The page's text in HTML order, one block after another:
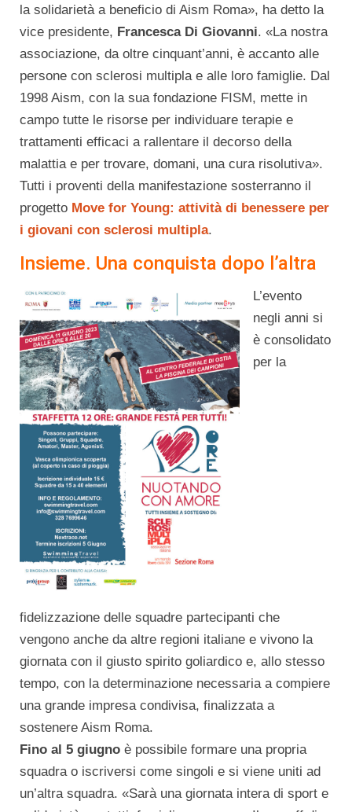
la solidarietà a beneficio di Aism Roma», ha detto la
vice presidente, Francesca Di Giovanni. «La nostra
associazione, da oltre cinquant’anni, è accanto alle
persone con sclerosi multipla e alle loro famiglie. Dal
1998 Aism, con la sua fondazione FISM, mette in
campo tutte le risorse per individuare terapie e
trattamenti efficaci a rallentare il decorso della
malattia e per trovare, domani, una cura risolutiva».
Tutti i proventi della manifestazione sosterranno il
progetto Move for Young: attività di benessere per
i giovani con sclerosi multipla.
Insieme. Una conquista dopo l’altra
L’evento
negli anni si
è consolidato
per la
fidelizzazione delle squadre partecipanti che
vengono anche da altre regioni italiane e vivono la
giornata con il giusto spirito goliardico e, allo stesso
tempo, con la determinazione necessaria a compiere
una grande impresa condivisa, finalizzata a
sostenere Aism Roma.
Fino al 5 giugno è possibile formare una propria
squadra o iscriversi come singoli e si viene uniti ad
un’altra squadra. «Sarà una giornata intera di sport e